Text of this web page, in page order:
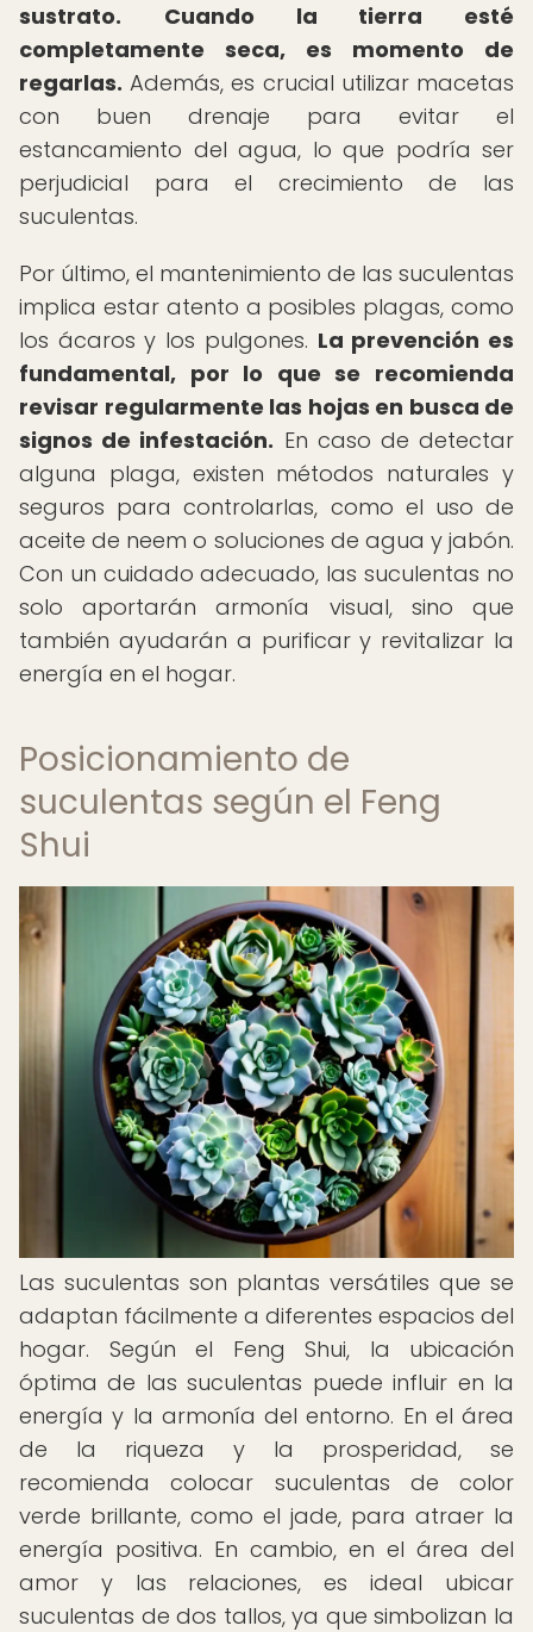
sustrato.
Cuando la tierra esté
completamente seca, es momento de
regarlas. Además, es crucial utilizar macetas
con buen drenaje para evitar el
estancamiento del agua, lo que podría ser
perjudicial para el crecimiento de las
suculentas.
Por último, el mantenimiento de las suculentas
implica estar atento a posibles plagas, como
los ácaros y los pulgones. La prevención es
fundamental, por lo que se recomienda
revisar regularmente las hojas en busca de
signos de infestación. En caso de detectar
alguna plaga, existen métodos naturales y
seguros para controlarlas, como el uso de
aceite de neem o soluciones de agua y jabón.
Con un cuidado adecuado, las suculentas no
solo aportarán armonía visual, sino que
también ayudarán a purificar y revitalizar la
energía en el hogar.
Posicionamiento de
suculentas según el Feng
Shui
Las suculentas son plantas versátiles que se
adaptan fácilmente a diferentes espacios del
hogar. Según el Feng Shui, la ubicación
óptima de las suculentas puede influir en la
energía y la armonía del entorno. En el área
de la riqueza y la prosperidad, se
recomienda colocar suculentas de color
verde brillante, como el jade, para atraer la
energía positiva. En cambio, en el área del
amor y las relaciones, es ideal ubicar
suculentas de dos tallos, ya que simbolizan la